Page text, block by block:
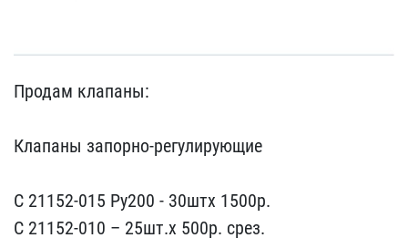
Продам клапаны:
Клапаны​ запорно-регулирующие
С​ 21152-015 Ру200 - 30ш​тх 1500р.
С 21152-010 – ​25шт.х 500р. срез.